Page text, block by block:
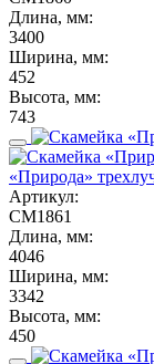
Длина, мм:
3400
Ширина, мм:
452
Высота, мм:
743
«Природа»
Артикул:
СМ1861
Длина, мм:
4046
Ширина, мм:
3342
Высота, мм:
450